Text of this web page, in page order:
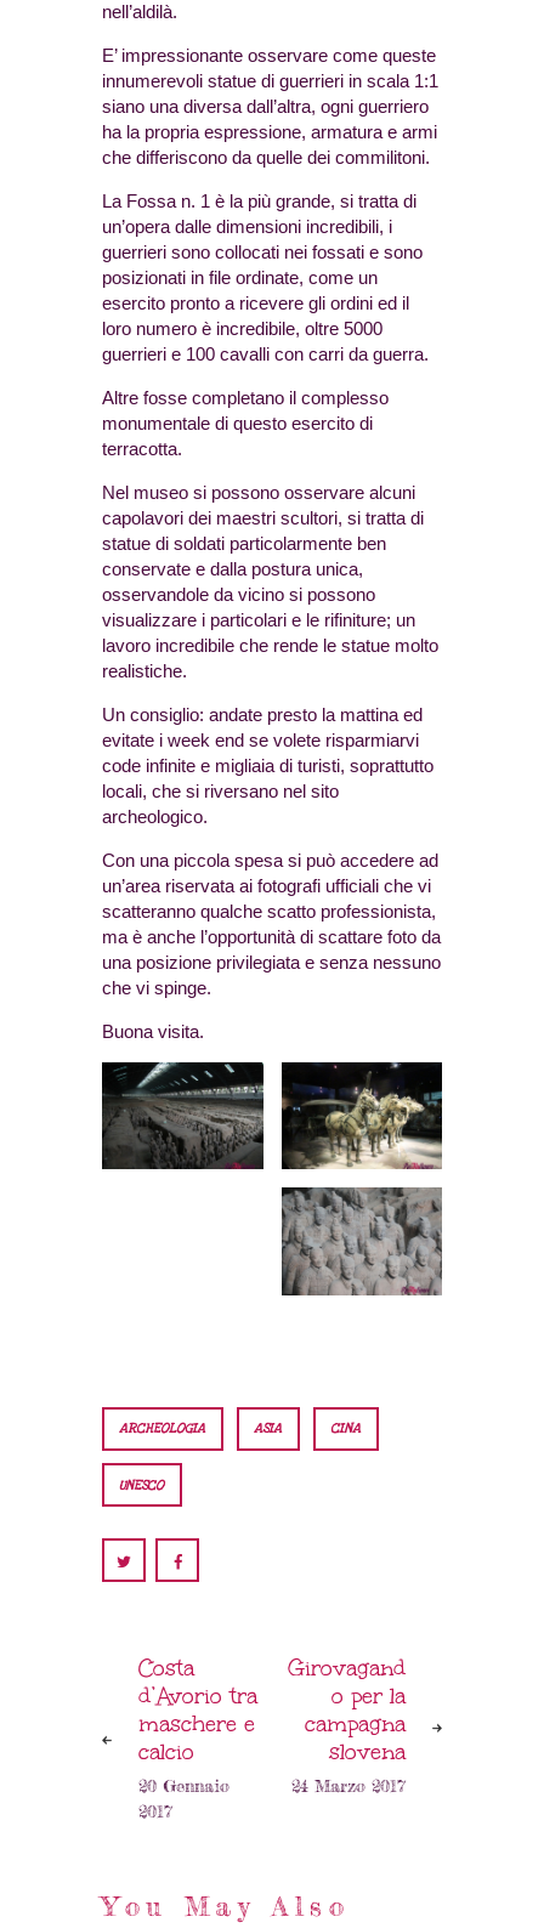
nell’aldilà.
E’ impressionante osservare come queste
innumerevoli statue di guerrieri in scala 1:1
siano una diversa dall’altra, ogni guerriero
ha la propria espressione, armatura e armi
che differiscono da quelle dei commilitoni.
La Fossa n. 1 è la più grande, si tratta di
un’opera dalle dimensioni incredibili, i
guerrieri sono collocati nei fossati e sono
posizionati in file ordinate, come un
esercito pronto a ricevere gli ordini ed il
loro numero è incredibile, oltre 5000
guerrieri e 100 cavalli con carri da guerra.
Altre fosse completano il complesso
monumentale di questo esercito di
terracotta.
Nel museo si possono osservare alcuni
capolavori dei maestri scultori, si tratta di
statue di soldati particolarmente ben
conservate e dalla postura unica,
osservandole da vicino si possono
visualizzare i particolari e le rifiniture; un
lavoro incredibile che rende le statue molto
realistiche.
Un consiglio: andate presto la mattina ed
evitate i week end se volete risparmiarvi
code infinite e migliaia di turisti, soprattutto
locali, che si riversano nel sito
archeologico.
Con una piccola spesa si può accedere ad
un’area riservata ai fotografi ufficiali che vi
scatteranno qualche scatto professionista,
ma è anche l’opportunità di scattare foto da
una posizione privilegiata e senza nessuno
che vi spinge.
Buona visita.
ARCHEOLOGIA ASIA CINA
UNESCO
Costa
d’Avorio tra
maschere e
calcio
20 Gennaio
2017
Girovagand
o per la
campagna
slovena
24 Marzo 2017
You May Also